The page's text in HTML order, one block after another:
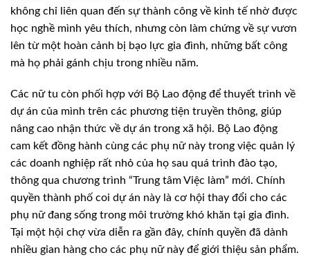
không chỉ liên quan đến sự thành công về kinh tế nhờ được
học nghề mình yêu thích, nhưng còn làm chứng về sự vươn
lên từ một hoàn cảnh bị bạo lực gia đình, những bất công
mà họ phải gánh chịu trong nhiều năm.
Các nữ tu còn phối hợp với Bộ Lao động để thuyết trình về
dự án của mình trên các phương tiện truyền thông, giúp
nâng cao nhận thức về dự án trong xã hội. Bộ Lao động
cam kết đồng hành cùng các phụ nữ này trong việc quản lý
các doanh nghiệp rất nhỏ của họ sau quá trình đào tạo,
thông qua chương trình “Trung tâm Việc làm” mới. Chính
quyền thành phố coi dự án này là cơ hội thay đổi cho các
phụ nữ đang sống trong môi trường khó khăn tại gia đình.
Tại một hội chợ vừa diễn ra gần đây, chính quyền đã dành
nhiều gian hàng cho các phụ nữ này để giới thiệu sản phẩm.